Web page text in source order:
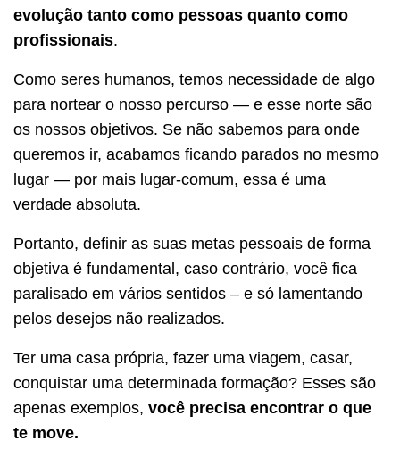
evolução tanto como pessoas quanto como
profissionais.
Como seres humanos, temos necessidade de algo
para nortear o nosso percurso — e esse norte são
os nossos objetivos. Se não sabemos para onde
queremos ir, acabamos ficando parados no mesmo
lugar — por mais lugar-comum, essa é uma
verdade absoluta.
Portanto, definir as suas metas pessoais de forma
objetiva é fundamental, caso contrário, você fica
paralisado em vários sentidos – e só lamentando
pelos desejos não realizados.
Ter uma casa própria, fazer uma viagem, casar,
conquistar uma determinada formação? Esses são
apenas exemplos, você precisa encontrar o que
te move.